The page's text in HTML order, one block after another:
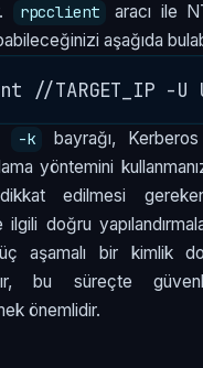
rpcclient
aracı ile
aşağıda
-k
bayrağı,
yöntemini
dikkat edilmesi
doğru
aşamalı bir kimlik
bu süreçte
önemlidir.